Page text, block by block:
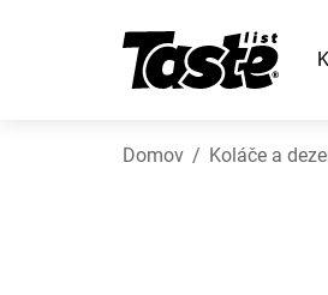
Domov Koláče a